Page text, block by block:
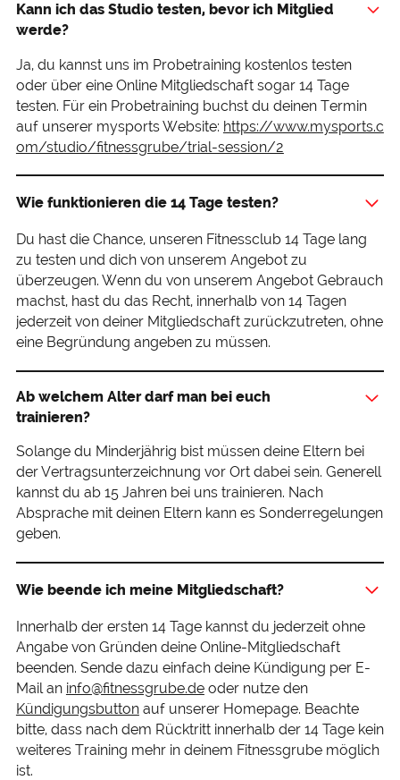
Kann ich das Studio testen, bevor ich Mitglied
werde?
Ja, du kannst uns im Probetraining kostenlos testen
oder über eine Online Mitgliedschaft sogar 14 Tage
testen. Für ein Probetraining buchst du deinen Termin
auf unserer mysports Website: https://www.mysports.c
om/studio/fitnessgrube/trial-session/2
Wie funktionieren die 14 Tage testen?
Du hast die Chance, unseren Fitnessclub 14 Tage lang
zu testen und dich von unserem Angebot zu
überzeugen. Wenn du von unserem Angebot Gebrauch
machst, hast du das Recht, innerhalb von 14 Tagen
jederzeit von deiner Mitgliedschaft zurückzutreten, ohne
eine Begründung angeben zu müssen.
Ab welchem Alter darf man bei euch
trainieren?
Solange du Minderjährig bist müssen deine Eltern bei
der Vertragsunterzeichnung vor Ort dabei sein. Generell
kannst du ab 15 Jahren bei uns trainieren. Nach
Absprache mit deinen Eltern kann es Sonderregelungen
geben.
Wie beende ich meine Mitgliedschaft?
Innerhalb der ersten 14 Tage kannst du jederzeit ohne
Angabe von Gründen deine Online-Mitgliedschaft
beenden. Sende dazu einfach deine Kündigung per E-
Mail an info@fitnessgrube.deoder nutze den
Kündigungsbuttonauf unserer Homepage. Beachte
bitte, dass nach dem Rücktritt innerhalb der 14 Tage kein
weiteres Training mehr in deinem Fitnessgrube möglich
ist.